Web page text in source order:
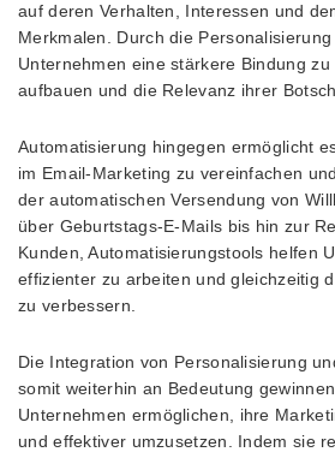
auf deren Verhalten, Interessen und
Merkmalen. Durch die
Unternehmen eine stärkere Bindung zu
aufbauen und die Relevanz ihrer
Automatisierung hingegen ermöglicht
im Email-Marketing zu vereinfachen
der automatischen Versendung von
über Geburtstags-E-Mails bis hin zur
Kunden, Automatisierungstools helfen
effizienter zu arbeiten und gleichzeitig
zu verbessern.
Die Integration von Personalisierung
somit weiterhin an Bedeutung
Unternehmen ermöglichen, ihre
und effektiver umzusetzen. Indem sie